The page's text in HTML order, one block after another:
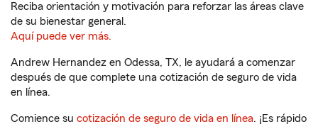
Reciba orientación y motivación para reforzar las áreas clave
de su bienestar general.
Aquí puede ver más.
Andrew Hernandez en Odessa, TX, le ayudará a comenzar
después de que complete una cotización de seguro de vida
en línea.
Comience su cotización de seguro de vida en línea. ¡Es rápido